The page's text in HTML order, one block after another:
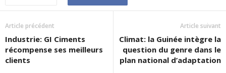
Article précédent
Industrie: GI Ciments
récompense ses meilleurs
clients
Article suivant
Climat: la Guinée intègre la
question du genre dans le
plan national d’adaptation